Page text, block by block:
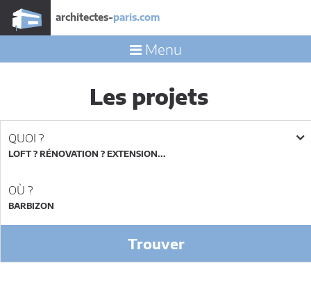
architectes-paris.com
Menu
Les projets
QUOI ?
LOFT ? RÉNOVATION ? EXTENSION...
OÙ ?
Trouver